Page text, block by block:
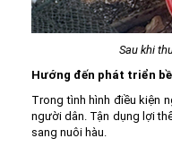
Sau khi
Hướng đến phát triển
Trong tình hình điều kiện
người dân. Tận dụng lợi
sang nuôi hàu.